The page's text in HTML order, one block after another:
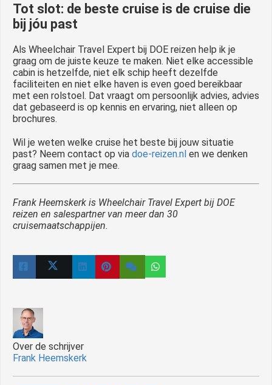
Tot slot: de beste cruise is de cruise die
bij jóu past
Als Wheelchair Travel Expert bij DOE reizen help ik je
graag om de juiste keuze te maken. Niet elke accessible
cabin is hetzelfde, niet elk schip heeft dezelfde
faciliteiten en niet elke haven is even goed bereikbaar
met een rolstoel. Dat vraagt om persoonlijk advies, advies
dat gebaseerd is op kennis en ervaring, niet alleen op
brochures.
Wil je weten welke cruise het beste bij jouw situatie
past? Neem contact op via doe-reizen.nl en we denken
graag samen met je mee.
Frank Heemskerk is Wheelchair Travel Expert bij DOE
reizen en salespartner van meer dan 30
cruisemaatschappijen.
Over de schrijver
Frank Heemskerk